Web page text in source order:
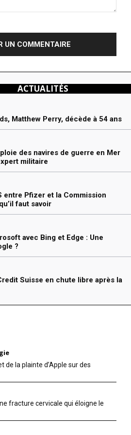
ACTUALITÉS
Matthew Perry, décède à 54 ans
des navires de guerre en Mer
militaire
entre Pfizer et la Commission
faut savoir
avec Bing et Edge : Une
?
Suisse en chute libre après la
de la plainte d’Apple sur des
fracture cervicale qui éloigne le